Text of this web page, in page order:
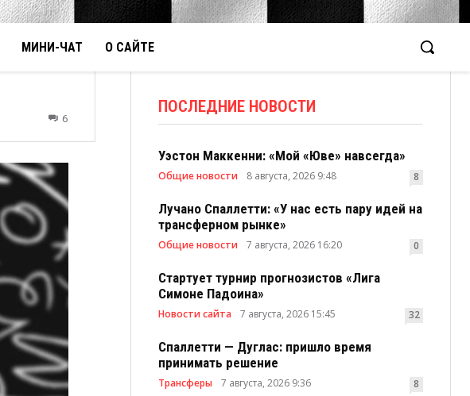
МИНИ-ЧАТ О САЙТЕ
6
ПОСЛЕДНИЕ НОВОСТИ
Уэстон Маккенни: «Мой «Юве» навсегда»
Общие новости 8 августа, 2026 9:48 8
Лучано Спаллетти: «У нас есть пару идей на
трансферном рынке»
Общие новости 7 августа, 2026 16:20 0
Стартует турнир прогнозистов «Лига
Симоне Падоина»
Новости сайта 7 августа, 2026 15:45 32
Спаллетти — Дуглас: пришло время
принимать решение
Трансферы 7 августа, 2026 9:36 8